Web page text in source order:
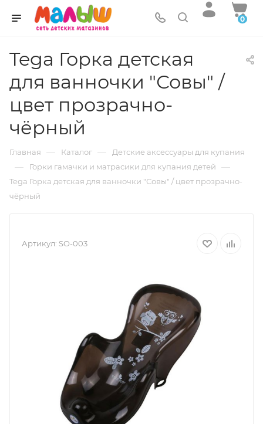
0
Tega Горка детская
для ванночки "Совы" /
цвет прозрачно-
чёрный
Главная — Каталог — Детские аксессуары для купания
— Горки гамачки и матрасики для купания детей —
Tega Горка детская для ванночки "Совы" / цвет прозрачно-
чёрный
Артикул: SO-003